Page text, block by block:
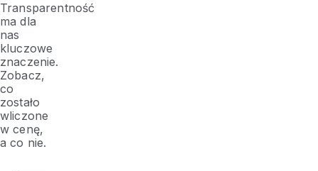
Transparentność
ma dla
nas
kluczowe
znaczenie.
Zobacz,
co
zostało
wliczone
w cenę,
a co nie.